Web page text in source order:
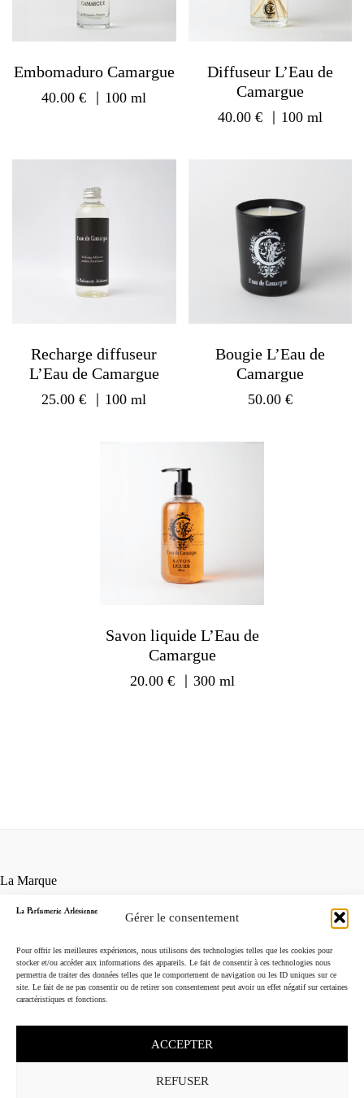
Gérer le consentement
Pour offrir les meilleures expériences, nous utilisons des technologies telles que les cookies pour
stocker et/ou accéder aux informations des appareils. Le fait de consentir à ces technologies nous
permettra de traiter des données telles que le comportement de navigation ou les ID uniques sur ce
site. Le fait de ne pas consentir ou de retirer son consentement peut avoir un effet négatif sur certaines
caractéristiques et fonctions.
ACCEPTER
REFUSER
Embomaduro Camargue
40.00€ ｜100 ml
Diffuseur L’Eau de
Camargue
40.00 € ｜100 ml
Recharge diffuseur
L’Eau de Camargue
25.00€ ｜100 ml
Bougie L’Eau de
Camargue
50.00 €
Savon liquide L’Eau de
Camargue
20.00 € ｜300 ml
La Marque
Conditions générales de vente
Mentions légales
Instagram